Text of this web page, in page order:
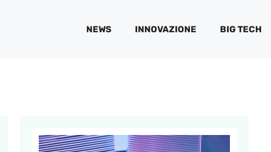
NEWS INNOVAZIONE BIG TECH